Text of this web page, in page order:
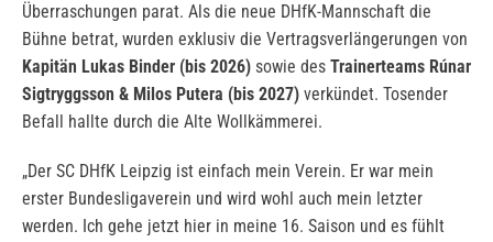
Überraschungen parat. Als die neue DHfK-Mannschaft die
Bühne betrat, wurden exklusiv die Vertragsverlängerungen von
Kapitän Lukas Binder (bis 2026) sowie des Trainerteams Rúnar
Sigtryggsson & Milos Putera (bis 2027) verkündet. Tosender
Befall hallte durch die Alte Wollkämmerei.
„Der SC DHfK Leipzig ist einfach mein Verein. Er war mein
erster Bundesligaverein und wird wohl auch mein letzter
werden. Ich gehe jetzt hier in meine 16. Saison und es fühlt